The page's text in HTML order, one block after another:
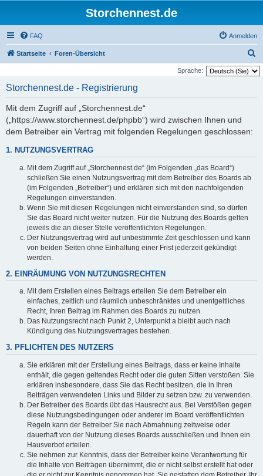
Storchennest.de
FAQ Anmelden
Startseite Foren-Übersicht
u
Sprache:
Storchennest.de - Registrierung
Mit dem Zugriff auf „Storchennest.de“
(„https://www.storchennest.de/phpbb“) wird zwischen Ihnen und
dem Betreiber ein Vertrag mit folgenden Regelungen geschlossen:
1. NUTZUNGSVERTRAG
Mit dem Zugriff auf „Storchennest.de“ (im Folgenden „das Board“)
schließen Sie einen Nutzungsvertrag mit dem Betreiber des Boards ab
(im Folgenden „Betreiber“) und erklären sich mit den nachfolgenden
Regelungen einverstanden.
Wenn Sie mit diesen Regelungen nicht einverstanden sind, so dürfen
Sie das Board nicht weiter nutzen. Für die Nutzung des Boards gelten
jeweils die an dieser Stelle veröffentlichten Regelungen.
Der Nutzungsvertrag wird auf unbestimmte Zeit geschlossen und kann
von beiden Seiten ohne Einhaltung einer Frist jederzeit gekündigt
werden.
2. EINRÄUMUNG VON NUTZUNGSRECHTEN
Mit dem Erstellen eines Beitrags erteilen Sie dem Betreiber ein
einfaches, zeitlich und räumlich unbeschränktes und unentgeltliches
Recht, Ihren Beitrag im Rahmen des Boards zu nutzen.
Das Nutzungsrecht nach Punkt 2, Unterpunkt a bleibt auch nach
Kündigung des Nutzungsvertrages bestehen.
3. PFLICHTEN DES NUTZERS
Sie erklären mit der Erstellung eines Beitrags, dass er keine Inhalte
enthält, die gegen geltendes Recht oder die guten Sitten verstoßen. Sie
erklären insbesondere, dass Sie das Recht besitzen, die in Ihren
Beiträgen verwendeten Links und Bilder zu setzen bzw. zu verwenden.
Der Betreiber des Boards übt das Hausrecht aus. Bei Verstößen gegen
diese Nutzungsbedingungen oder anderer im Board veröffentlichten
Regeln kann der Betreiber Sie nach Abmahnung zeitweise oder
dauerhaft von der Nutzung dieses Boards ausschließen und Ihnen ein
Hausverbot erteilen.
Sie nehmen zur Kenntnis, dass der Betreiber keine Verantwortung für
die Inhalte von Beiträgen übernimmt, die er nicht selbst erstellt hat oder